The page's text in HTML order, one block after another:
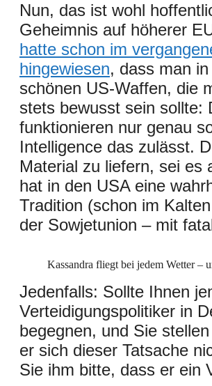
Nun, das ist wohl
Geheimnis auf höherer
hatte schon im
hingewiesen, dass man
schönen US-Waffen, die
stets bewusst sein sollte:
funktionieren nur genau
Intelligence das zulässt.
Material zu liefern, sei es
hat in den USA eine
Tradition (schon im
der Sowjetunion – mit
Kassandra fliegt bei jedem Wetter –
Jedenfalls: Sollte Ihnen
Verteidigungspolitiker in
begegnen, und Sie
er sich dieser Tatsache
Sie ihm bitte, dass er ein